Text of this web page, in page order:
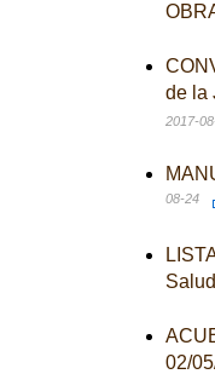
de la
2017-
08-24
02/